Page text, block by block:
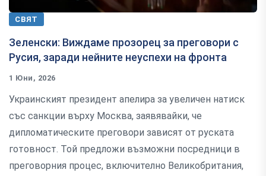
СВЯТ
Зеленски: Виждаме прозорец за преговори с
Русия, заради нейните неуспехи на фронта
1 Юни, 2026
Украинският президент апелира за увеличен натиск
със санкции върху Москва, заявявайки, че
дипломатическите преговори зависят от руската
готовност. Той предложи възможни посредници в
преговорния процес, включително Великобритания,